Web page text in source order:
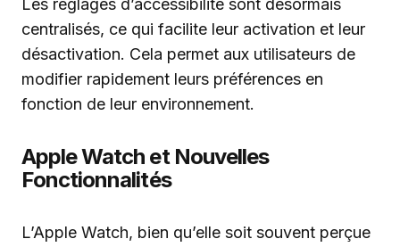
Les réglages d’accessibilité sont désormais
centralisés, ce qui facilite leur activation et leur
désactivation. Cela permet aux utilisateurs de
modifier rapidement leurs préférences en
fonction de leur environnement.
Apple Watch et Nouvelles
Fonctionnalités
L’Apple Watch, bien qu’elle soit souvent perçue